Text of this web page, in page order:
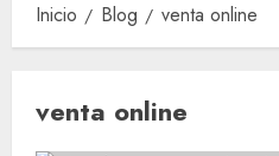
Inicio Blog venta online
venta online